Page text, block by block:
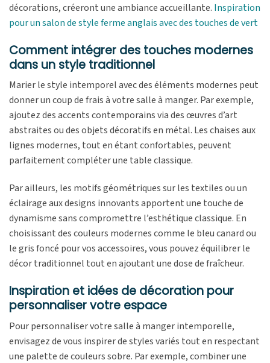
décorations, créeront une ambiance accueillante. Inspiration
pour un salon de style ferme anglais avec des touches de vert
Comment intégrer des touches modernes
dans un style traditionnel
Marier le style intemporel avec des éléments modernes peut
donner un coup de frais à votre salle à manger. Par exemple,
ajoutez des accents contemporains via des œuvres d’art
abstraites ou des objets décoratifs en métal. Les chaises aux
lignes modernes, tout en étant confortables, peuvent
parfaitement compléter une table classique.
Par ailleurs, les motifs géométriques sur les textiles ou un
éclairage aux designs innovants apportent une touche de
dynamisme sans compromettre l’esthétique classique. En
choisissant des couleurs modernes comme le bleu canard ou
le gris foncé pour vos accessoires, vous pouvez équilibrer le
décor traditionnel tout en ajoutant une dose de fraîcheur.
Inspiration et idées de décoration pour
personnaliser votre espace
Pour personnaliser votre salle à manger intemporelle,
envisagez de vous inspirer de styles variés tout en respectant
une palette de couleurs sobre. Par exemple, combiner une